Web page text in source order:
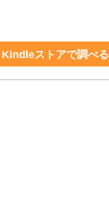
Kindleストアで調べる